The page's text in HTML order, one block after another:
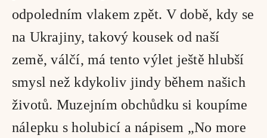
odpoledním vlakem zpět. V době, kdy se
na Ukrajiny, takový kousek od naší
země, válčí, má tento výlet ještě hlubší
smysl než kdykoliv jindy během našich
životů. Muzejním obchůdku si koupíme
nálepku s holubicí a nápisem „No more